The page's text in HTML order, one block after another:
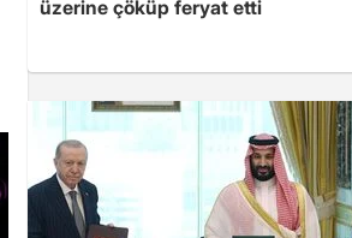
üzerine çöküp feryat etti